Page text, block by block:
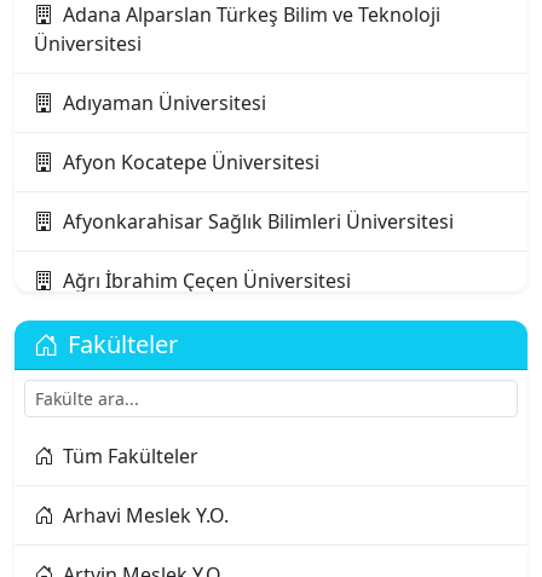
Adana Alparslan Türkeş Bilim ve Teknoloji
Üniversitesi
Adıyaman Üniversitesi
Afyon Kocatepe Üniversitesi
Afyonkarahisar Sağlık Bilimleri Üniversitesi
Ağrı İbrahim Çeçen Üniversitesi
Akdeniz Karpaz Üniversitesi
Akdeniz Üniversitesi
Aksaray Üniversitesi
Alanya Alaaddin Keykubat Üniversitesi
Fakülteler
Tüm Fakülteler
Arhavi Meslek Y.O.